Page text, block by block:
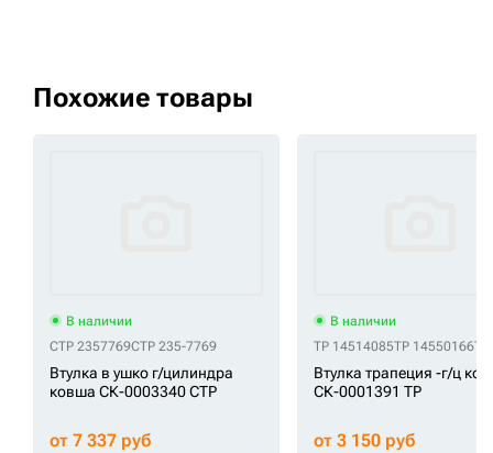
Похожие товары
В наличии
CTP 2357769CTP 235-7769
Втулка в ушко г/цилиндра
ковша СК-0003340 CTP
от 7 337 руб
В наличии
TP 14514085TP 14550166
Втулка трапеция -г/ц
СК-0001391 TP
от 3 150 руб